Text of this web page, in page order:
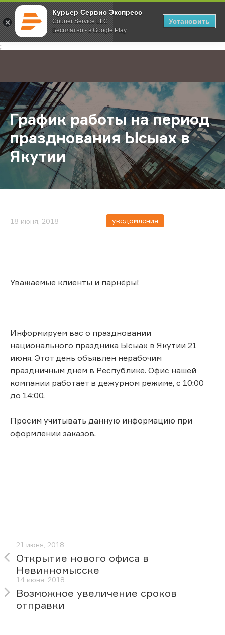
Курьер Сервис Экспресс
Courier Service LLC
Бесплатно - в Google Play
Установить
;
Главная О компании Новости График работы на период
График работы на период
празднования Ысыах в
Якутии
18 июня, 2018 уведомления
Уважаемые клиенты и парнёры!
Информируем вас о праздновании
национального праздника Ысыах в Якутии 21
июня. Этот день объявлен нерабочим
праздничным днем в Республике. Офис нашей
компании работает в дежурном режиме, с 10:00
до 14:00.
Просим учитывать данную информацию при
оформлении заказов.
21 июня, 2018
Открытие нового офиса в
Невинномысске
14 июня, 2018
Возможное увеличение сроков
отправки